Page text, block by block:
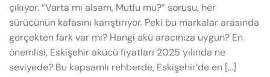
çıkıyor. “Varta mı alsam, Mutlu mu?” sorusu, her
sürücünün kafasını karıştırıyor. Peki bu markalar arasında
gerçekten fark var mı? Hangi akü aracınıza uygun? En
önemlisi, Eskişehir akücü fiyatları 2025 yılında ne
seviyede? Bu kapsamlı rehberde, Eskişehir’de en […]